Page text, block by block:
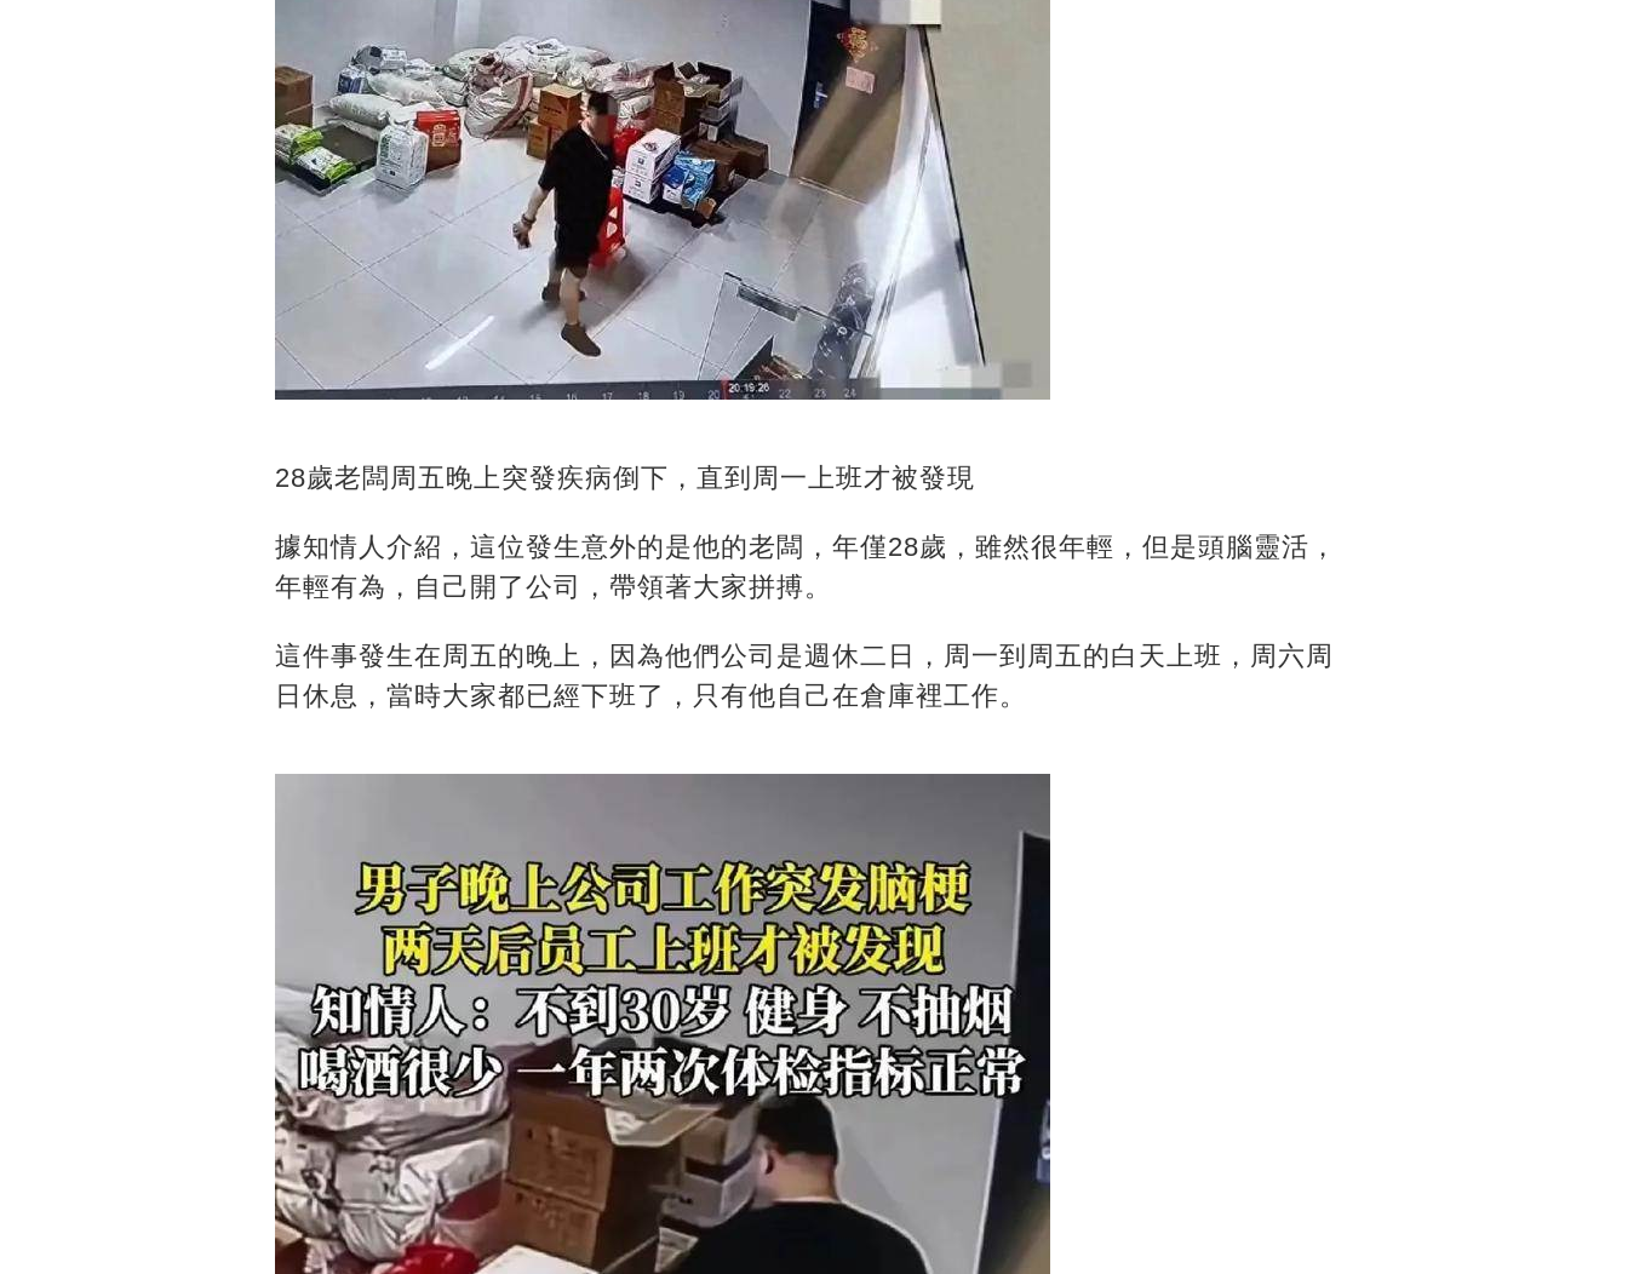
28歲老闆周五晚上突發疾病倒下，直到周一上班才被發現
據知情人介紹，這位發生意外的是他的老闆，年僅28歲，雖然很年輕，但是頭腦靈活，
年輕有為，自己開了公司，帶領著大家拼搏。
這件事發生在周五的晚上，因為他們公司是週休二日，周一到周五的白天上班，周六周
日休息，當時大家都已經下班了，只有他自己在倉庫裡工作。